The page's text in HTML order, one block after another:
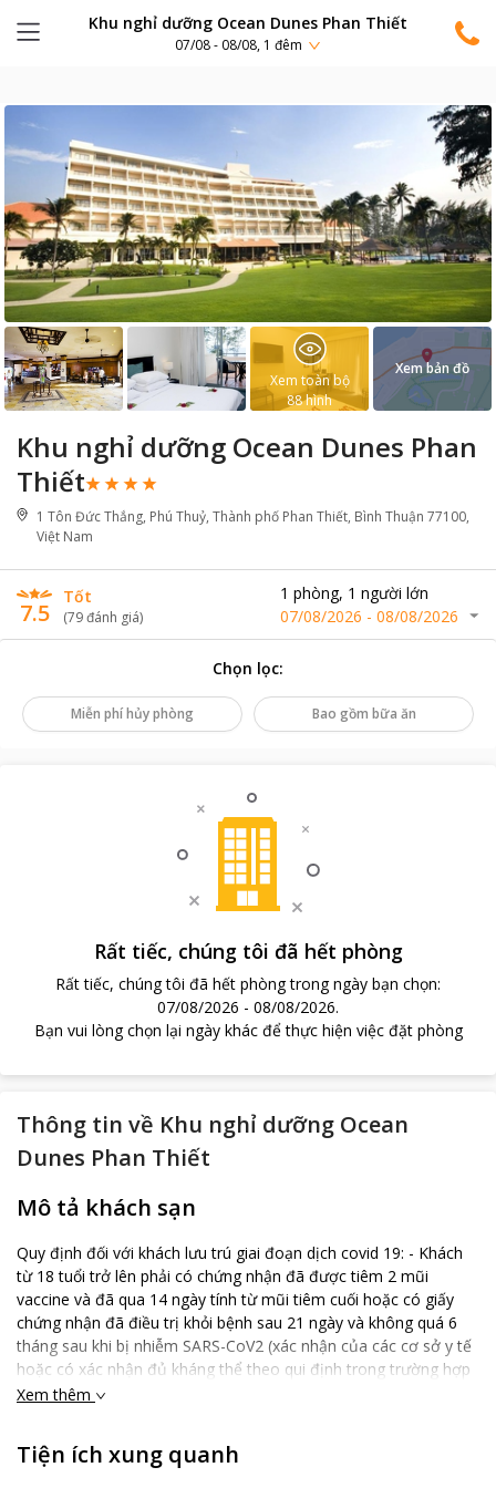
Khu nghỉ dưỡng Ocean Dunes Phan Thiết
07/08 - 08/08, 1 đêm
Khu nghỉ dưỡng Ocean Dunes Phan
Thiết
1 Tôn Đức Thắng, Phú Thuỷ, Thành phố Phan Thiết, Bình Thuận 77100,
Việt Nam
7.5
Tốt
(79đánh giá)
1 phòng, 1 người lớn
07/08/2026 - 08/08/2026
Xem toàn bộ
88hình
Xem bản đồ
Chọn lọc:
Miễn phí hủy phòng Bao gồm bữa ăn
Rất tiếc, chúng tôi đã hết phòng
Rất tiếc, chúng tôi đã hết phòng trong ngày bạn chọn:
07/08/2026 - 08/08/2026.
Bạn vui lòng chọn lại ngày khác để thực hiện việc đặt phòng
Thông tin về Khu nghỉ dưỡng Ocean
Dunes Phan Thiết
Mô tả khách sạn
Quy định đối với khách lưu trú giai đoạn dịch covid 19: - Khách
từ 18 tuổi trở lên phải có chứng nhận đã được tiêm 2 mũi
vaccine và đã qua 14 ngày tính từ mũi tiêm cuối hoặc có giấy
chứng nhận đã điều trị khỏi bệnh sau 21 ngày và không quá 6
tháng sau khi bị nhiễm SARS-CoV2 (xác nhận của các cơ sở y tế
hoặc có xác nhận đủ kháng thể theo qui định trong trường hợp
cá nhân tự điều trị bệnh tại nhà). - Khách đến từ vùng cam, vùng
100,000 vnđ/người đối với khách từ vùng cam, đỏ mà không
Xem thêm
Tiện ích xung quanh